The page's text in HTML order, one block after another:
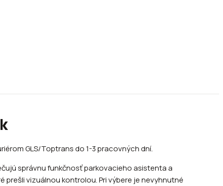
GLS/Toptrans do 1-3 pracovných dní.
správnu funkčnosť parkovacieho asistenta a
vizuálnou kontrolou. Pri výbere je nevyhnutné